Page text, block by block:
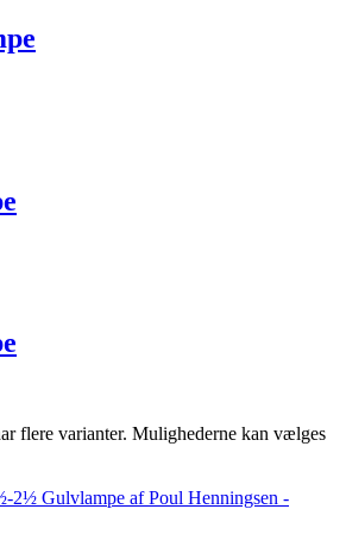
flere varianter. Mulighederne kan vælges